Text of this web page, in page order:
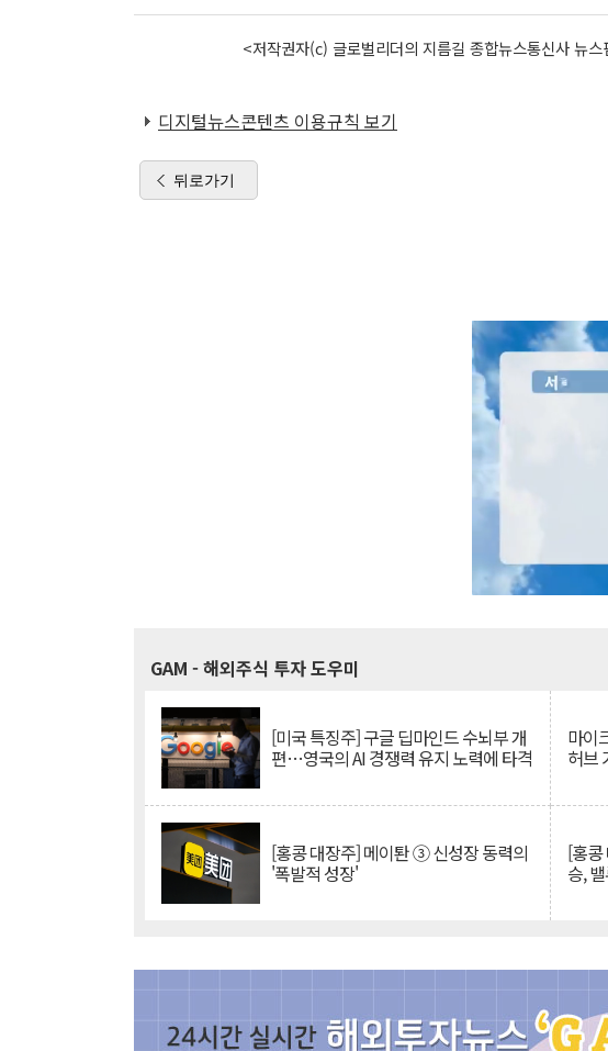
<저작권자(c) 글로벌리더의 지름길 종합뉴스통신사 뉴
디지털뉴스콘텐츠 이용규칙 보기
뒤로가기
GAM - 해외주식 투자 도우미
[미국 특징주] 구글 딥마인드 수뇌부 개
편…영국의 AI 경쟁력 유지 노력에 타격
마이
허브
[홍콩 대장주] 메이퇀 ③ 신성장 동력의
'폭발적 성장'
[홍
승,